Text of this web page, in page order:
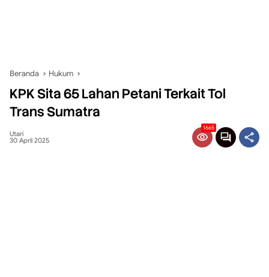
Beranda Hukum
KPK Sita 65 Lahan Petani Terkait Tol
Trans Sumatra
Utari
30 April 2025
1665